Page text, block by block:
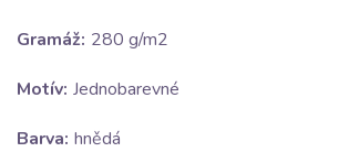
Gramáž: 280 g/m2
Motív: Jednobarevné
Barva: hnědá